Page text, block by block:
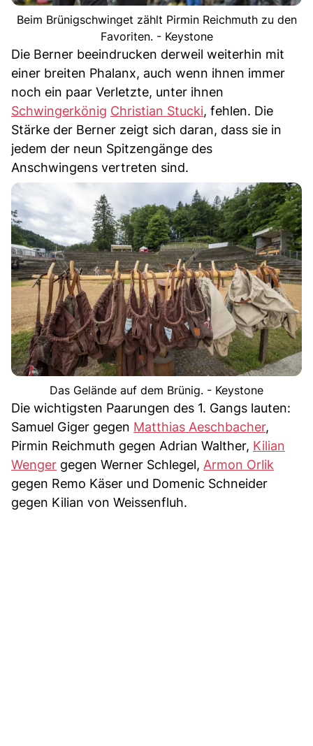
Beim Brünigschwinget zählt Pirmin Reichmuth zu den
Favoriten. - Keystone
Die Berner beeindrucken derweil weiterhin mit
einer breiten Phalanx, auch wenn ihnen immer
noch ein paar Verletzte, unter ihnen
Schwingerkönig Christian Stucki, fehlen. Die
Stärke der Berner zeigt sich daran, dass sie in
jedem der neun Spitzengänge des
Anschwingens vertreten sind.
Das Gelände auf dem Brünig. - Keystone
Die wichtigsten Paarungen des 1. Gangs lauten:
Samuel Giger gegen Matthias Aeschbacher,
Pirmin Reichmuth gegen Adrian Walther, Kilian
Wenger gegen Werner Schlegel, Armon Orlik
gegen Remo Käser und Domenic Schneider
gegen Kilian von Weissenfluh.